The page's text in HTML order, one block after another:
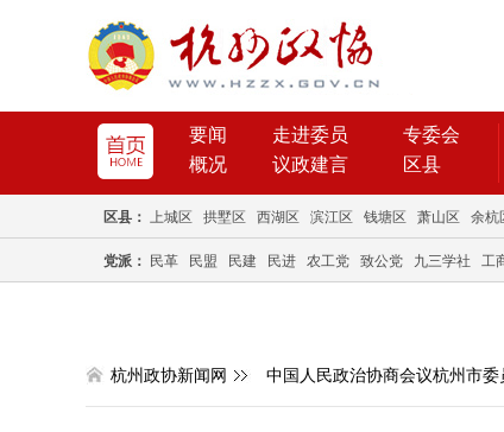
要闻 走进委员
专委会
概况
议政建言 区县
区县： 上城区 拱墅区 西湖区 滨江区 钱塘区 萧山区 余杭
党派： 民革 民盟 民建 民进 农工党 致公党 九三学社 工
杭州政协新闻网 中国人民政治协商会议杭州市委